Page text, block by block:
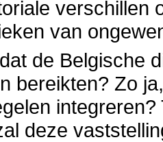
verschillen
van
de Belgische
bereikten? Zo
deze